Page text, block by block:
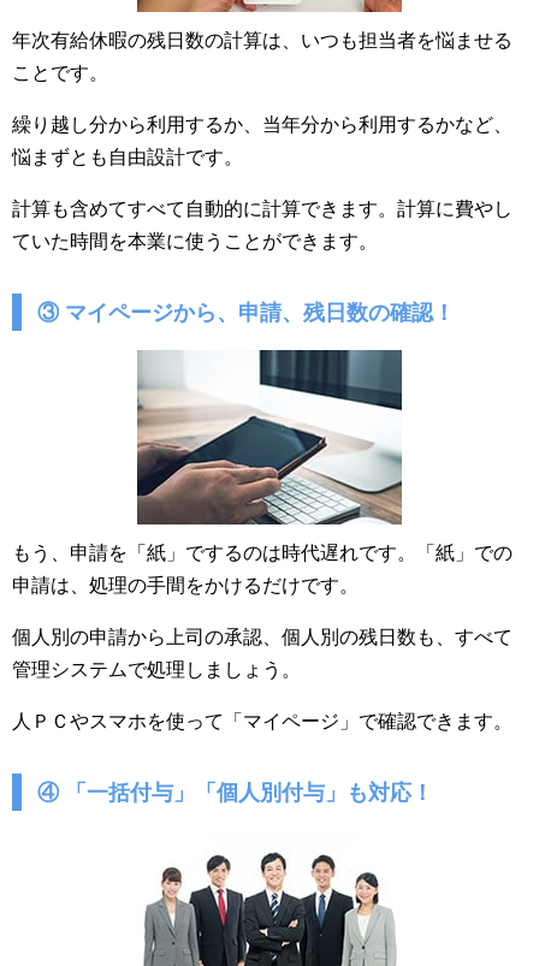
年次有給休暇の残日数の計算は、いつも担当者を悩ませる
ことです。
繰り越し分から利用するか、当年分から利用するかなど、
悩まずとも自由設計です。
計算も含めてすべて自動的に計算できます。計算に費やし
ていた時間を本業に使うことができます。
③ マイページから、申請、残日数の確認！
もう、申請を「紙」でするのは時代遅れです。「紙」での
申請は、処理の手間をかけるだけです。
個人別の申請から上司の承認、個人別の残日数も、すべて
管理システムで処理しましょう。
人ＰＣやスマホを使って「マイページ」で確認できます。
④ 「一括付与」「個人別付与」も対応！